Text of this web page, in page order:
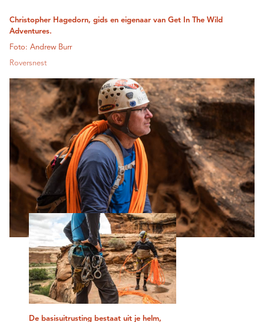
De basisuitrusting bestaat uit je helm,
Christopher Hagedorn, gids en eigenaar van Get In The Wild
Adventures.
Foto: Andrew Burr
Roversnest